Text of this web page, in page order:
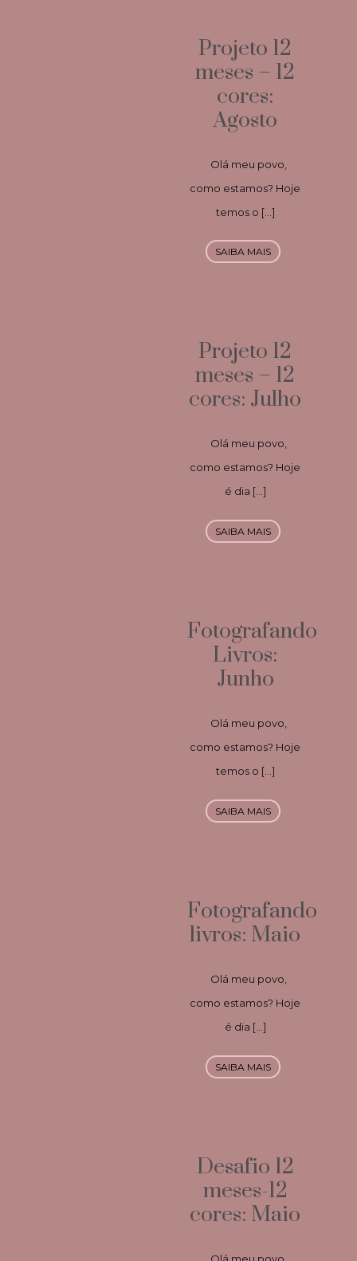
Projeto 12
meses – 12
cores:
Agosto
Olá meu povo,
como estamos? Hoje
temos o […]
SAIBA MAIS
Projeto 12
meses – 12
cores: Julho
Olá meu povo,
como estamos? Hoje
é dia […]
SAIBA MAIS
Fotografando
Livros:
Junho
Olá meu povo,
como estamos? Hoje
temos o […]
SAIBA MAIS
Fotografando
livros: Maio
Olá meu povo,
como estamos? Hoje
é dia […]
SAIBA MAIS
Desafio 12
meses-12
cores: Maio